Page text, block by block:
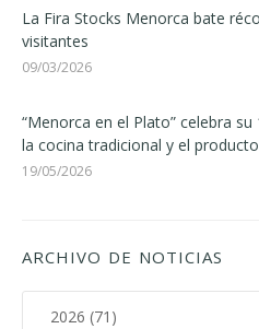
La Fira Stocks Menorca bate
visitantes
09/03/2026
“Menorca en el Plato” celebra
la cocina tradicional y el
19/05/2026
ARCHIVO DE NOTICIAS
2026 (71)